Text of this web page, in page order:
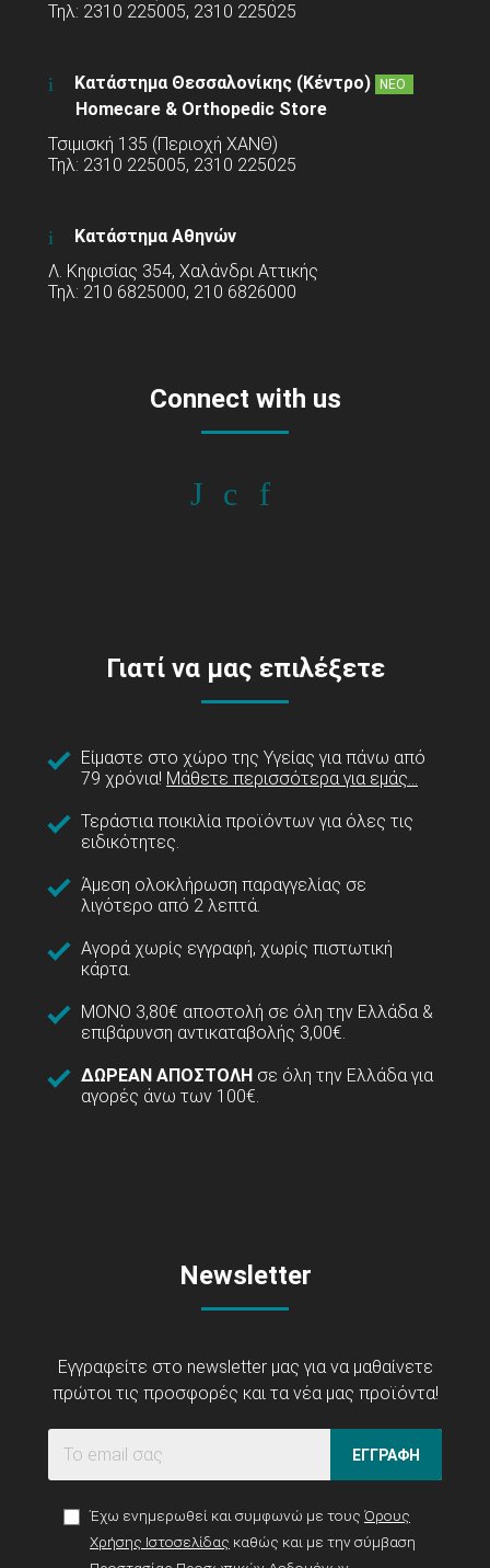
Τηλ: 2310 225005, 2310 225025
Κατάστημα Θεσσαλονίκης (Κέντρο) ΝΕΟ
Homecare & Orthopedic Store
Τσιμισκή 135 (Περιοχή ΧΑΝΘ)
Τηλ: 2310 225005, 2310 225025
Κατάστημα Αθηνών
Λ. Κηφισίας 354, Χαλάνδρι Αττικής
Τηλ: 210 6825000, 210 6826000
Connect with us
Γιατί να μας επιλέξετε
Είμαστε στο χώρο της Υγείας για πάνω από
79 χρόνια! Μάθετε περισσότερα για εμάς...
Τεράστια ποικιλία προϊόντων για όλες τις
ειδικότητες.
Άμεση ολοκλήρωση παραγγελίας σε
λιγότερο από 2 λεπτά.
Αγορά χωρίς εγγραφή, χωρίς πιστωτική
κάρτα.
ΜΟΝΟ 3,80€ αποστολή σε όλη την Ελλάδα &
επιβάρυνση αντικαταβολής 3,00€.
ΔΩΡΕΑΝ ΑΠΟΣΤΟΛΗ σε όλη την Ελλάδα για
αγορές άνω των 100€.
Newsletter
Εγγραφείτε στο newsletter μας για να μαθαίνετε
πρώτοι τις προσφορές και τα νέα μας προϊόντα!
ΕΓΓΡΑΦΗ
Έχω ενημερωθεί και συμφωνώ με τους Όρους
Χρήσης Ιστοσελίδας καθώς και με την σύμβαση